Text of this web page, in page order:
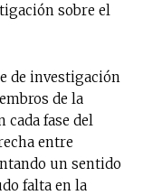
sobre el
de investigación
de la
fase del
entre
un sentido
falta en la